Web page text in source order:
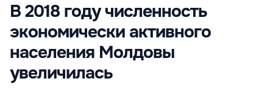
В 2018 году численность
экономически активного
населения Молдовы
увеличилась